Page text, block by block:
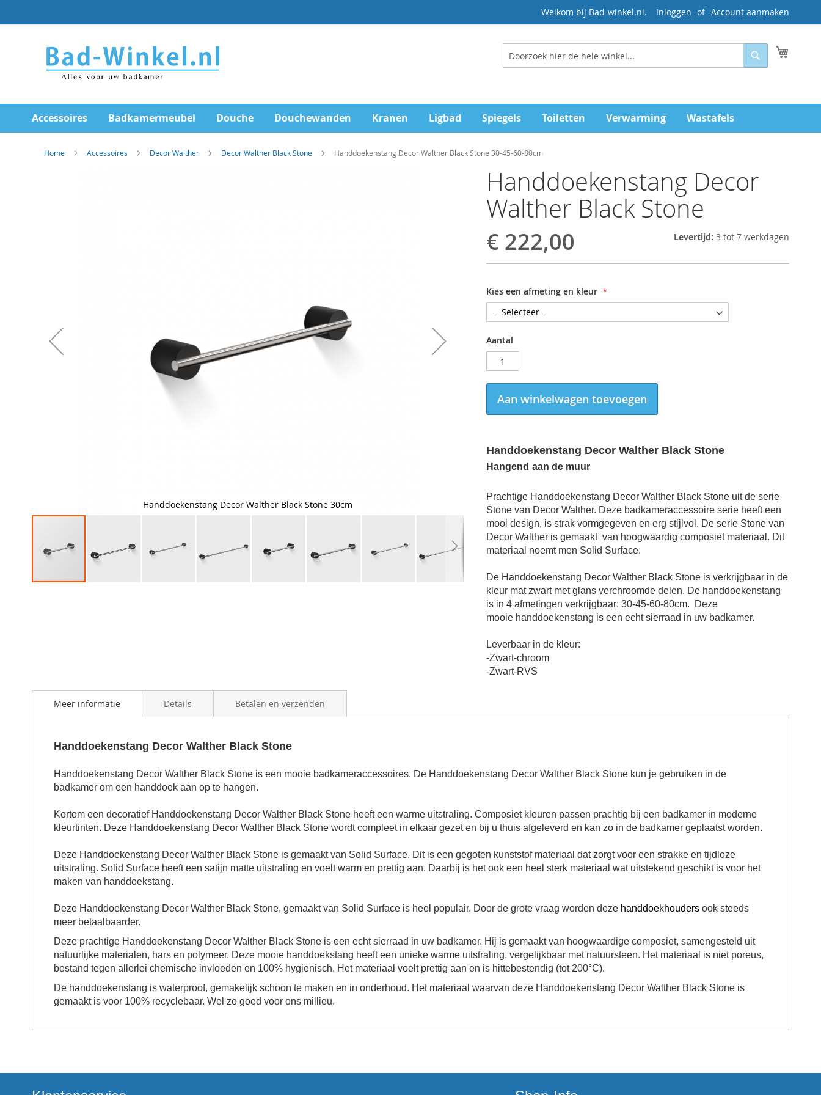
direct
naar
inhoud
Welkom bij Bad-winkel.nl. Inloggen Account aanmaken
Zoeken
Zoeken
Accessoires Badkamermeubel Douche Douchewanden Kranen Ligbad Spiegels Toiletten Verwarming Wastafels
Home Accessoires Decor Walther Decor Walther Black Stone Handdoekenstang Decor Walther Black Stone 30-45-60-80cm
Handdoekenstang Decor
Walther Black Stone
€ 222,00 Levertijd: 3 tot 7 werkdagen
Kies een afmeting en kleur
Aantal
Aan winkelwagen toevoegen
Handdoekenstang Decor Walther Black Stone
Hangend aan de muur
Prachtige Handdoekenstang Decor Walther Black Stone uit de serie
Stone van Decor Walther. Deze badkameraccessoire serie heeft een
mooi design, is strak vormgegeven en erg stijlvol. De serie Stone van
Decor Walther is gemaakt van hoogwaardig composiet materiaal. Dit
materiaal noemt men Solid Surface.
De Handdoekenstang Decor Walther Black Stone is verkrijgbaar in de
kleur mat zwart met glans verchroomde delen. De handdoekenstang
is in 4 afmetingen verkrijgbaar: 30-45-60-80cm.
Deze
mooie handdoekenstang is een echt sierraad in uw badkamer.
Leverbaar in de kleur:
-Zwart-chroom
-Zwart-RVS
Handdoekenstang Decor Walther Black Stone 30cm Handdoekenstang Decor Walther Black Stone 45cm
Meer informatie
Handdoekenstang Decor Walther Black Stone
Handdoekenstang Decor Walther Black Stone is een mooie badkameraccessoires. De Handdoekenstang Decor Walther Black Stone kun je gebruiken in de
badkamer om een handdoek aan op te hangen.
Kortom een decoratief Handdoekenstang Decor Walther Black Stone heeft een warme uitstraling. Composiet kleuren passen prachtig bij een badkamer in moderne
kleurtinten. Deze Handdoekenstang Decor Walther Black Stone wordt compleet in elkaar gezet en bij u thuis afgeleverd en kan zo in de badkamer geplaatst worden.
Deze Handdoekenstang Decor Walther Black Stone is gemaakt van Solid Surface. Dit is een gegoten kunststof materiaal dat zorgt voor een strakke en tijdloze
uitstraling. Solid Surface heeft een satijn matte uitstraling en voelt warm en prettig aan. Daarbij is het ook een heel sterk materiaal wat uitstekend geschikt is voor het
maken van handdoekstang.
Deze Handdoekenstang Decor Walther Black Stone, gemaakt van Solid Surface is heel populair. Door de grote vraag worden deze handdoekhouders ook steeds
meer betaalbaarder.
Deze prachtige Handdoekenstang Decor Walther Black Stone is een echt sierraad in uw badkamer. Hij is gemaakt van hoogwaardige composiet, samengesteld uit
natuurlijke materialen, hars en polymeer. Deze mooie handdoekstang heeft een unieke warme uitstraling, vergelijkbaar met natuursteen. Het materiaal is niet poreus,
bestand tegen allerlei chemische invloeden en 100% hygienisch. Het materiaal voelt prettig aan en is hittebestendig (tot 200°C).
De handdoekenstang is waterproof, gemakelijk schoon te maken en in onderhoud. Het materiaal waarvan deze Handdoekenstang Decor Walther Black Stone is
gemaakt is voor 100% recyclebaar. Wel zo goed voor ons millieu.
Details Betalen en verzenden